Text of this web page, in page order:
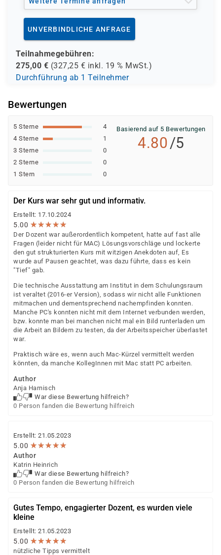
UNVERBINDLICHE ANFRAGE
Teilnahmegebühren:
275,00 € (327,25 € inkl. 19 % MwSt.)
Durchführung ab 1 Teilnehmer
Bewertungen
5 Sterne
4
4 Sterne
1
3 Sterne
0
2 Sterne
0
1 Stern
0
Basierend auf 5 Bewertungen
4.80/5
Der Kurs war sehr gut und informativ.
Erstellt: 17.10.2024
5.00 ★★★★★
★★★★★
Der Dozent war außerordentlich kompetent, hatte auf fast alle
Fragen (leider nicht für MAC) Lösungsvorschläge und lockerte
den gut strukturierten Kurs mit witzigen Anekdoten auf, Es
wurde auf Pausen geachtet, was dazu führte, dass es kein
"Tief" gab.
Die technische Ausstattung am Institut in dem Schulungsraum
ist veraltet (2016-er Version), sodass wir nicht alle Funktionen
mitmachen und dementsprechend nachempfinden konnten.
Manche PC's konnten nicht mit dem Internet verbunden werden,
bzw. konnte man bei manchen nicht mal ein Bild runterladen um
die Arbeit an Bildern zu testen, da der Arbeitsspeicher überlastet
war.
Praktisch wäre es, wenn auch Mac-Kürzel vermittelt werden
könnten, da manche KollegInnen mit Mac statt PC arbeiten.
Author
Anja Harnisch
War diese Bewertung hilfreich?
0 Person fanden die Bewertung hilfreich
Erstellt: 21.05.2023
5.00 ★★★★★
★★★★★
Author
Katrin Heinrich
War diese Bewertung hilfreich?
0 Person fanden die Bewertung hilfreich
Gutes Tempo, engagierter Dozent, es wurden viele
kleine
Erstellt: 21.05.2023
5.00 ★★★★★
★★★★★
nützliche Tipps vermittelt